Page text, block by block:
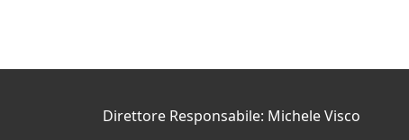
Direttore Responsabile: Michele Visco